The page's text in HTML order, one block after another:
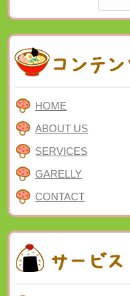
索:
HOME
ABOUT US
SERVICES
GARELLY
CONTACT